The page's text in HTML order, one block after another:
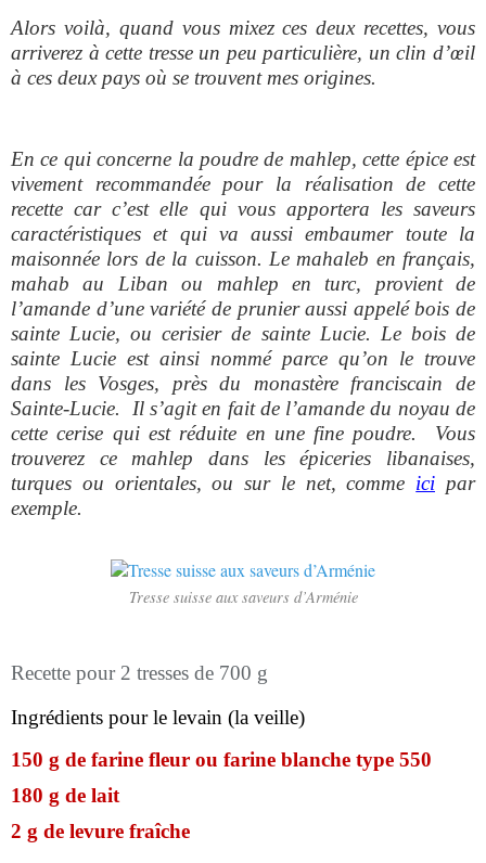
Alors voilà, quand vous mixez ces deux recettes, vous
arriverez à cette tresse un peu particulière, un clin d’œil
à ces deux pays où se trouvent mes origines.
En ce qui concerne la poudre de mahlep, cette épice est
vivement recommandée pour la réalisation de cette
recette car c’est elle qui vous apportera les saveurs
caractéristiques et qui va aussi embaumer toute la
maisonnée lors de la cuisson. Le mahaleb en français,
mahab au Liban ou mahlep en turc, provient de
l’amande d’une variété de prunier aussi appelé bois de
sainte Lucie, ou cerisier de sainte Lucie. Le bois de
sainte Lucie est ainsi nommé parce qu’on le trouve
dans les Vosges, près du monastère franciscain de
Sainte-Lucie. Il s’agit en fait de l’amande du noyau de
cette cerise qui est réduite en une fine poudre. Vous
trouverez ce mahlep dans les épiceries libanaises,
turques ou orientales, ou sur le net, comme ici par
exemple.
Tresse suisse aux saveurs d’Arménie
Recette pour 2 tresses de 700 g
Ingrédients pour le levain (la veille)
150 g de farine fleur ou farine blanche type 550
180 g de lait
2 g de levure fraîche